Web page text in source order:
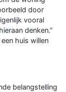
door
vooral
denken.”
huis willen
belangstelling